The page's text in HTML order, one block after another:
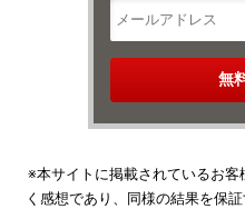
※本サイトに掲載されているお
く感想であり、同様の結果を保